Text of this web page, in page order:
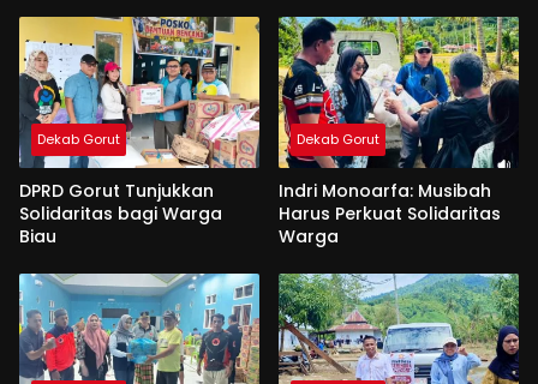
Dekab Gorut
DPRD Gorut Tunjukkan
Solidaritas bagi Warga
Biau
Dekab Gorut
Indri Monoarfa: Musibah
Harus Perkuat Solidaritas
Warga